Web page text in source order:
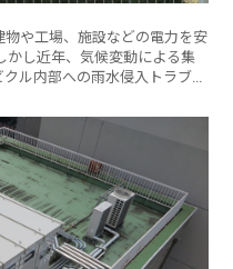
や工場、施設などの電力を安
かし近年、気候変動による集
ル内部への雨水侵入トラブル